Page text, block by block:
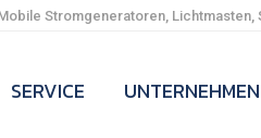
Stromgeneratoren, Lichtmasten,
SERVICE UNTERNEHMEN